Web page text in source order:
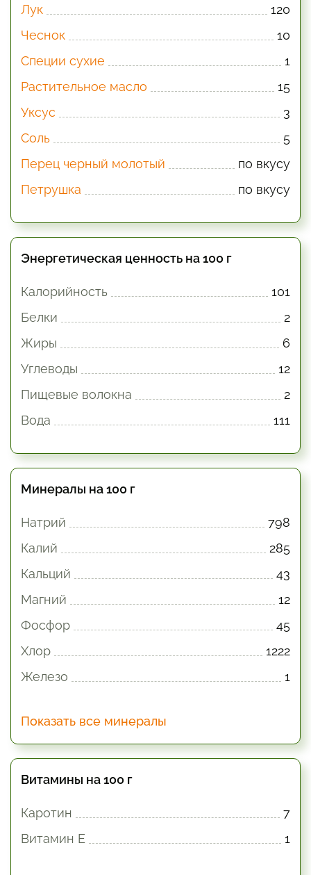
Лук
120
Чеснок
10
Специи сухие
1
Растительное масло
15
Уксус
3
Соль
5
Перец черный молотый
по вкусу
Петрушка
по вкусу
Энергетическая ценность на 100 г
Калорийность
101
Белки
2
Жиры
6
Углеводы
12
Пищевые волокна
2
Вода
111
Минералы на 100 г
Натрий
798
Калий
285
Кальций
43
Магний
12
Фосфор
45
Хлор
1222
Железо
1
Показать все минералы
Витамины на 100 г
Каротин
7
Витамин E
1